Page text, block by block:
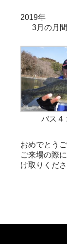
2019年
3月の月間
バス４
おめでとう
ご来場の際
け取りくださ